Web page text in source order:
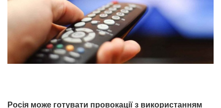
Росія може готувати провокації з використанням